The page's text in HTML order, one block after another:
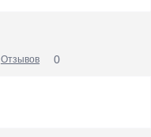
Отзывов 0